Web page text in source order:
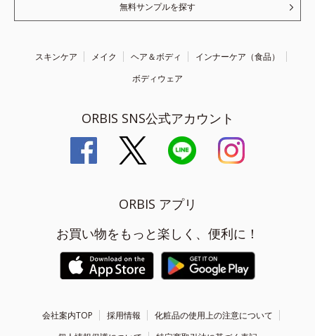
無料サンプルを探す
スキンケア メイク ヘア＆ボディ
インナーケア（食品）
ボディウェア
ORBIS SNS公式アカウント
ORBIS アプリ
お買い物をもっと楽しく、便利に！
会社案内TOP 採用情報
化粧品の使用上の注意について